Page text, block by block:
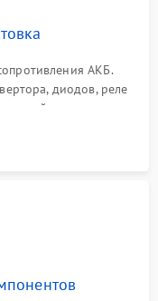
АКБ.
диодов, реле
поиск вздутых
плате.